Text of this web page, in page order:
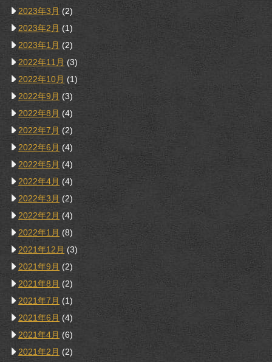
2023年3月 (2)
2023年2月 (1)
2023年1月 (2)
2022年11月 (3)
2022年10月 (1)
2022年9月 (3)
2022年8月 (4)
2022年7月 (2)
2022年6月 (4)
2022年5月 (4)
2022年4月 (4)
2022年3月 (2)
2022年2月 (4)
2022年1月 (8)
2021年12月 (3)
2021年9月 (2)
2021年8月 (2)
2021年7月 (1)
2021年6月 (4)
2021年4月 (6)
2021年2月 (2)